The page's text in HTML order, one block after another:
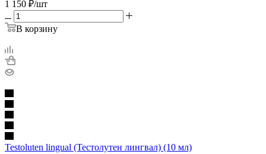
1 150 ₽/шт
В корзину
Testoluten lingual (Тестолутен лингвал) (10 мл)